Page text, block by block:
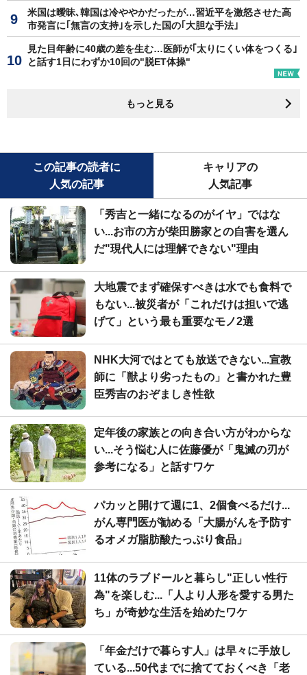
米国は曖昧､韓国は冷ややかだったが…習近平を激怒させた高
市発言に｢無言の支持｣を示した国の｢大胆な手法｣
見た目年齢に40歳の差を生む…医師が｢太りにくい体をつくる｣
と話す1日にわずか10回の"脱ET体操"
もっと見る
この記事の読者に
人気の記事
キャリアの
人気記事
「秀吉と一緒になるのがイヤ」ではな
い...お市の方が柴田勝家との自害を選ん
だ"現代人には理解できない"理由
大地震でまず確保すべきは水でも食料で
もない...被災者が「これだけは担いで逃
げて」という最も重要なモノ2選
NHK大河ではとても放送できない...宣教
師に「獣より劣ったもの」と書かれた豊
臣秀吉のおぞましき性欲
定年後の家族との向き合い方がわからな
い...そう悩む人に佐藤優が「鬼滅の刃が
参考になる」と話すワケ
パカッと開けて週に1、2個食べるだけ...
がん専門医が勧める「大腸がんを予防す
るオメガ脂肪酸たっぷり食品」
11体のラブドールと暮らし"正しい性行
為"を楽しむ...「人より人形を愛する男た
ち」が奇妙な生活を始めたワケ
「年金だけで暮らす人」は早々に手放し
ている...50代までに捨てておくべき「老